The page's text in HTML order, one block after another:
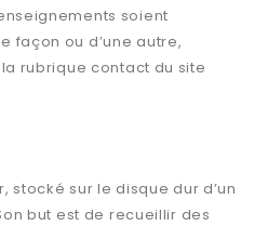
soient
façon ou d’une autre,
rubrique contact du site
stocké sur le disque dur d’un
but est de recueillir des